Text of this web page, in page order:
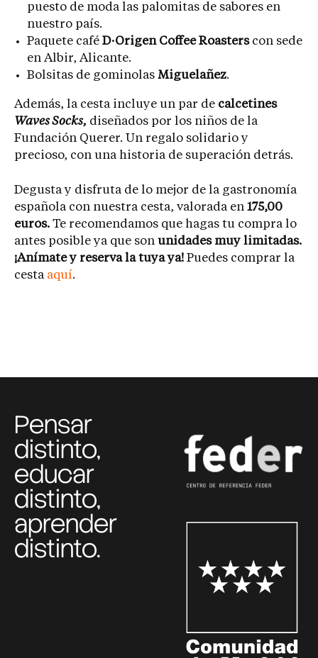
puesto de moda las palomitas de sabores en
nuestro país.
Paquete café D·Origen Coffee Roasterscon sede
en Albir, Alicante.
Bolsitas de gominolas Miguelañez.
Además, la cesta incluye un par de calcetines
Waves Socks, diseñados por los niños de la
Fundación Querer. Un regalo solidario y
precioso, con una historia de superación detrás.
Degusta y disfruta de lo mejor de la gastronomía
española con nuestra cesta, valorada en 175,00
euros. Te recomendamos que hagas tu compra lo
antes posible ya que son unidades muy limitadas.
¡Anímate y reserva la tuya ya! Puedes comprar la
cesta aquí.
Pensar
distinto,
educar
distinto,
aprender
distinto.